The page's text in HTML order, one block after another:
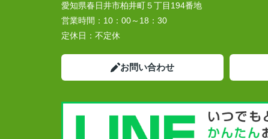
愛知県春日井市柏井町５丁目194番地
営業時間： 10：00～18：30
定休日： 不定休
お問い合わせ